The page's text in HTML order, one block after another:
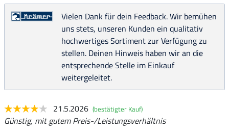
Vielen Dank für dein Feedback. Wir bemühen
uns stets, unseren Kunden ein qualitativ
hochwertiges Sortiment zur Verfügung zu
stellen. Deinen Hinweis haben wir an die
entsprechende Stelle im Einkauf
weitergeleitet.
21.5.2026 (bestätigter Kauf)
Günstig, mit gutem Preis-/Leistungsverhältnis